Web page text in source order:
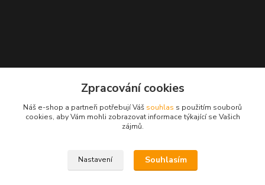
Zpracování cookies
Náš e-shop a partneři potřebují Váš souhlas s použitím souborů
cookies, aby Vám mohli zobrazovat informace týkající se Vašich
zájmů.
Nastavení Souhlasím